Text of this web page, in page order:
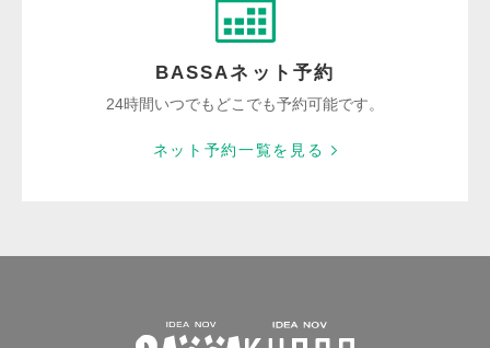
BASSAネット予約
24時間いつでもどこでも予約可能です。
ネット予約一覧を見る